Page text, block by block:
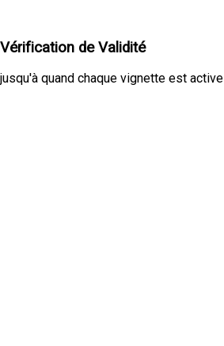
Vérification de Validité
jusqu'à quand chaque vignette est active